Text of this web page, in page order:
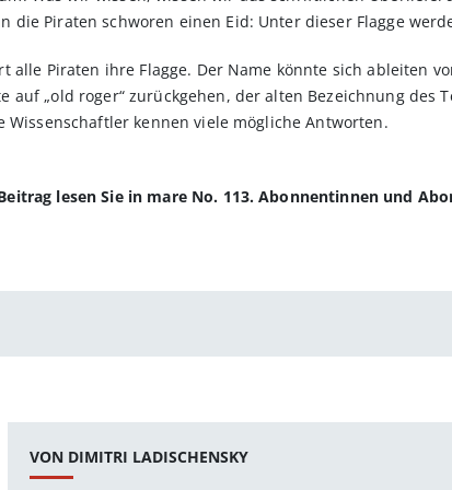
die Piraten schworen einen Eid: Unter dieser Flagge
alle Piraten ihre Flagge. Der Name könnte sich ableiten
auf „old roger“ zurückgehen, der alten Bezeichnung des
Wissenschaftler kennen viele mögliche Antworten.
lesen Sie in mare No. 113. Abonnentinnen und
VON DIMITRI LADISCHENSKY